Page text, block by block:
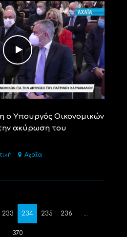
ο Υπουργός Οικονομικών
ακύρωση του
Αχαΐα
233 234 235 236
370